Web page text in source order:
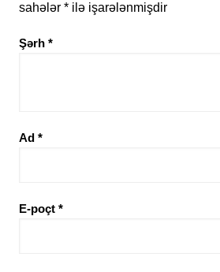
sahələr *ilə işarələnmişdir
Şərh *
Ad *
E-poçt *